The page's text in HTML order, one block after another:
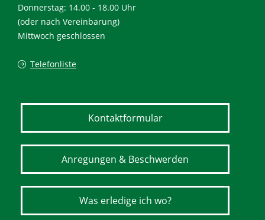
Donnerstag: 14.00 - 18.00 Uhr
(oder nach Vereinbarung)
Mittwoch geschlossen
Telefonliste
Kontaktformular
Anregungen & Beschwerden
Was erledige ich wo?